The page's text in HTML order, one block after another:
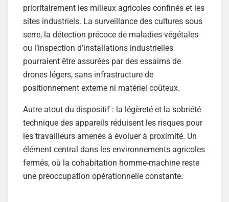
prioritairement les milieux agricoles confinés et les
sites industriels. La surveillance des cultures sous
serre, la détection précoce de maladies végétales
ou l’inspection d’installations industrielles
pourraient être assurées par des essaims de
drones légers, sans infrastructure de
positionnement externe ni matériel coûteux.
Autre atout du dispositif : la légèreté et la sobriété
technique des appareils réduisent les risques pour
les travailleurs amenés à évoluer à proximité. Un
élément central dans les environnements agricoles
fermés, où la cohabitation homme-machine reste
une préoccupation opérationnelle constante.